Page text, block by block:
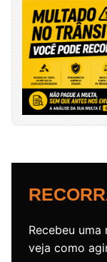
Recebeu
veja como